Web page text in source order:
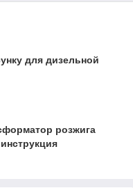
для дизельной
розжига